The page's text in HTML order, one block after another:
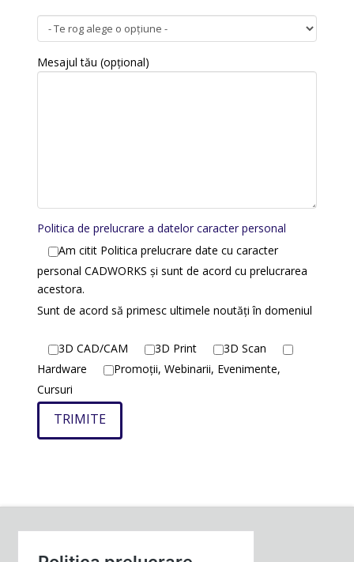
Mesajul tău (opțional)
Politica de prelucrare a datelor caracter personal
Am citit Politica prelucrare date cu caracter
personal CADWORKS și sunt de acord cu prelucrarea
acestora.
Sunt de acord să primesc ultimele noutăți în domeniul
3D CAD/CAM 3D Print
3D Scan
Hardware
Promoții, Webinarii, Evenimente,
Cursuri